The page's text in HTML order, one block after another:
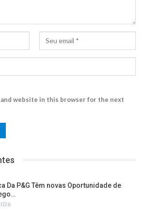
and website in this browser for the next
Da P&G Têm novas Oportunidade de